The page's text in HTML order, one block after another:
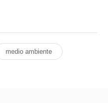
medio ambiente